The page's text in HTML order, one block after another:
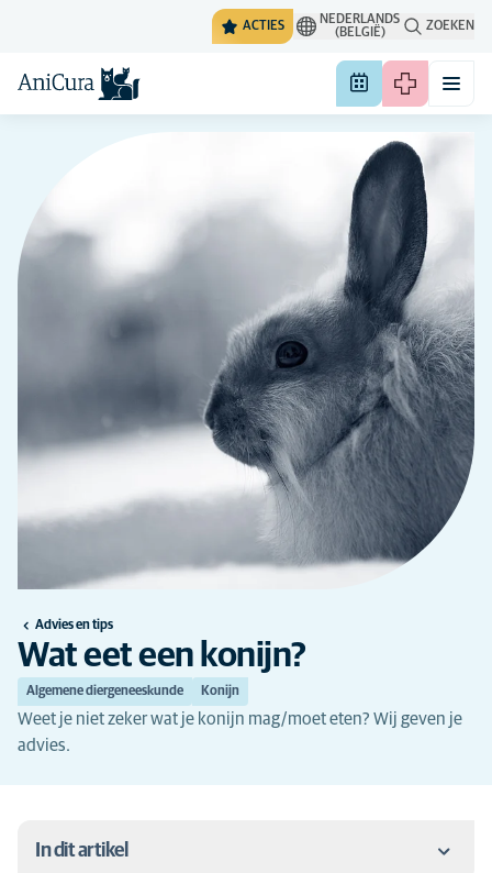
ACTIES
NEDERLANDS
(BELGIË)
ZOEKEN
Advies en tips
Wat eet een konijn?
Algemene diergeneeskunde Konijn
Weet je niet zeker wat je konijn mag/moet eten? Wij geven je
advies.
In dit artikel